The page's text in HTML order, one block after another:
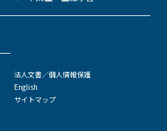
法人文書／個人情報保護
English
サイトマップ